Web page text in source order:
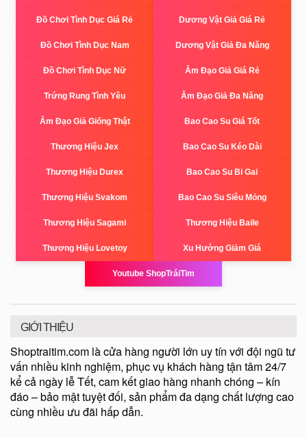
Đồ Chơi Tình Dục Giá Rẻ Dương Vật Giả Giá Rẻ
Đồ Chơi Tình Dục Nam Dương Vật Giả Đa Năng
Đồ Chơi Tình Dục Nữ Âm Đạo Giả Giá Rẻ
Trứng Rung Tình Yêu Âm Đạo Giả Đa Năng
Âm Đạo Giả Giống Thật Bao Cao Su Giá Tốt
Thương Hiệu Jex Bao Cao Su Kéo Dài
Thương Hiệu Durex Bao Cao Su Bi Gai
Thương Hiệu Svakom Bao Cao Su Siêu Mỏng
Thương Hiệu Sagami Thương Hiệu Baile
Thương Hiệu Lovetoy Xu Hướng Giảm Giá
Youtube ShopTráiTim
GIỚI THIỆU
Shoptraitim.com là cửa hàng người lớn uy tín với đội ngũ tư
vấn nhiều kinh nghiệm, phục vụ khách hàng tận tâm 24/7
kể cả ngày lễ Tết, cam kết giao hàng nhanh chóng – kín
đáo – bảo mật tuyệt đối, sản phẩm đa dạng chất lượng cao
cùng nhiều ưu đãi hấp dẫn.